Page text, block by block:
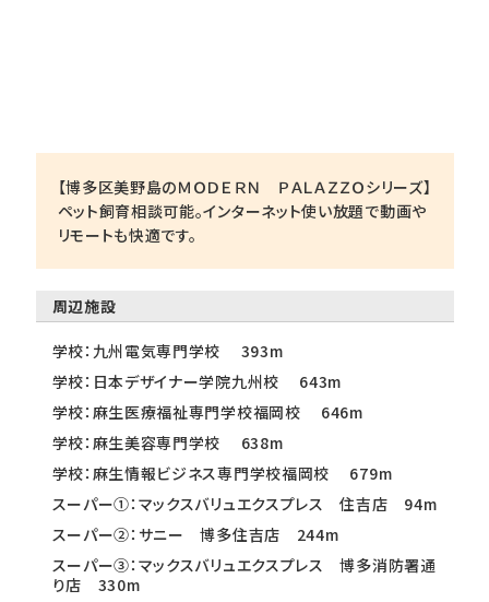
【博多区美野島のＭＯＤＥＲＮ ＰＡＬＡＺＺＯシリーズ】
ペット飼育相談可能。インターネット使い放題で動画や
リモートも快適です。
周辺施設
学校：九州電気専門学校 393m
学校：日本デザイナー学院九州校 643m
学校：麻生医療福祉専門学校福岡校 646m
学校：麻生美容専門学校 638m
学校：麻生情報ビジネス専門学校福岡校 679m
スーパー①：マックスバリュエクスプレス 住吉店 94m
スーパー②：サニー 博多住吉店 244m
スーパー③：マックスバリュエクスプレス 博多消防署通
り店 330m